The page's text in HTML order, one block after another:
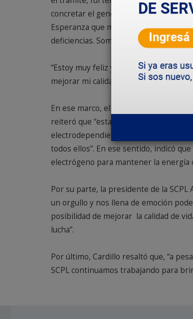
concretar el generador. Y también
Esperanza que me acompaño en todo
deficiencias. Somos un grupo y
“Estoy muy feliz y contenta y este es
mejorar mi calidad de vida”, sostuvo
En ese marco, el presidente de la
reiteró que “estamos haciendo un
electrodependientes, impulsando la
todos ellos”. En ese sentido, indicó
electrógeno para mantener la energía
Por su parte, la presidente de la
un orgullo y nos llena de emoción
posibilidad de mejorar la calidad de
lucha”.
Por último, Cardillo resaltó que, “a
SCPL continuamos trabajando para